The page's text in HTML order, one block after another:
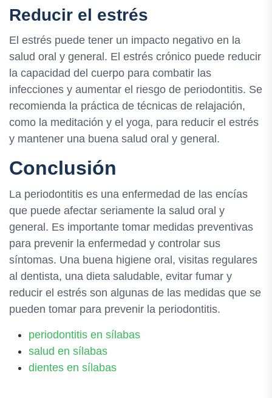
Reducir el estrés
El estrés puede tener un impacto negativo en la
salud oral y general. El estrés crónico puede reducir
la capacidad del cuerpo para combatir las
infecciones y aumentar el riesgo de periodontitis. Se
recomienda la práctica de técnicas de relajación,
como la meditación y el yoga, para reducir el estrés
y mantener una buena salud oral y general.
Conclusión
La periodontitis es una enfermedad de las encías
que puede afectar seriamente la salud oral y
general. Es importante tomar medidas preventivas
para prevenir la enfermedad y controlar sus
síntomas. Una buena higiene oral, visitas regulares
al dentista, una dieta saludable, evitar fumar y
reducir el estrés son algunas de las medidas que se
pueden tomar para prevenir la periodontitis.
periodontitis en sílabas
salud en sílabas
dientes en sílabas